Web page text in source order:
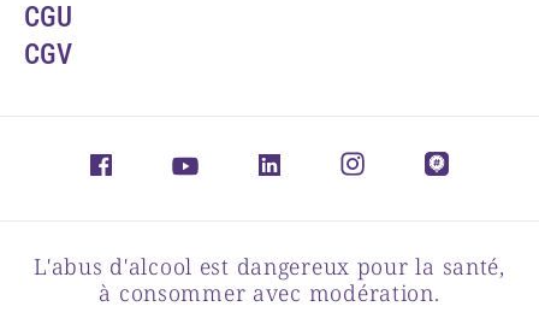
CGU
CGV
L'abus d'alcool est dangereux pour la santé,
à consommer avec modération.